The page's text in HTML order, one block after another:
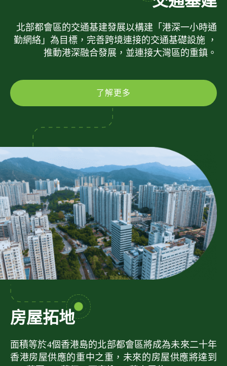
北部都會區的交通基建發展以構建「港深一小時通
勤網絡」為目標，完善跨境連接的交通基礎設施 ，
推動港深融合發展，並連接大灣區的重鎮。
了解更多
房屋拓地
面積等於4個香港島的北部都會區將成為未來二十年
香港房屋供應的重中之重，未來的房屋供應將達到